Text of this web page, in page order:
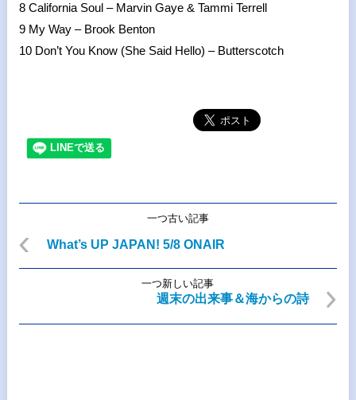
8 California Soul – Marvin Gaye & Tammi Terrell
9 My Way – Brook Benton
10 Don’t You Know (She Said Hello) – Butterscotch
一つ古い記事
What’s UP JAPAN! 5/8 ONAIR
一つ新しい記事
週末の出来事＆海からの詩